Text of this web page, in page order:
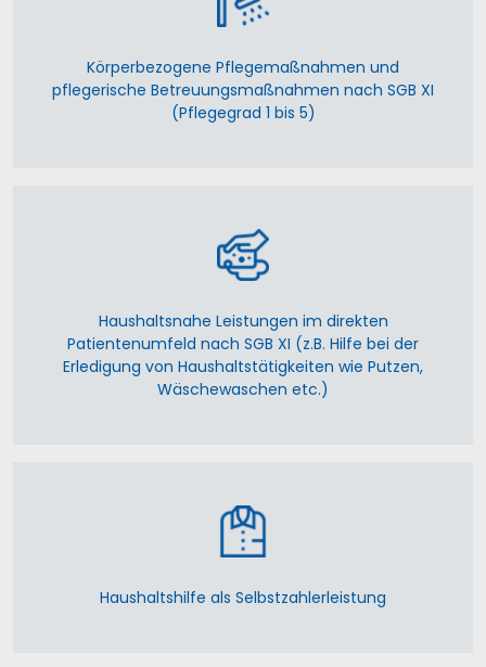
Körperbezogene Pflegemaßnahmen und
pflegerische Betreuungsmaßnahmen nach SGB XI
(Pflegegrad 1 bis 5)
Haushaltsnahe Leistungen im direkten
Patientenumfeld nach SGB XI (z.B. Hilfe bei der
Erledigung von Haushaltstätigkeiten wie Putzen,
Wäschewaschen etc.)
Haushaltshilfe als Selbstzahlerleistung